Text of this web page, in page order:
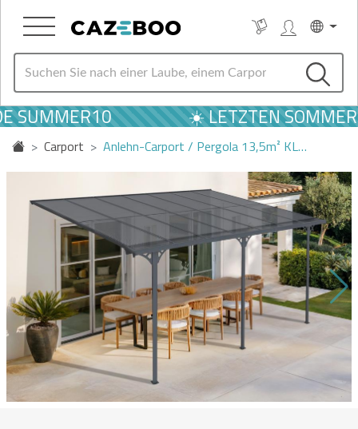
☀️ LETZTEN SOMMER
Carport Anlehn-Carport / Pergola 13,5m² KL…